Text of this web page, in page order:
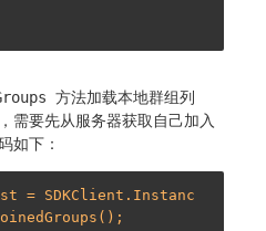
方法加载本地群组列
需要先从服务器获取自己加入
如下：
= SDKClient.Instanc